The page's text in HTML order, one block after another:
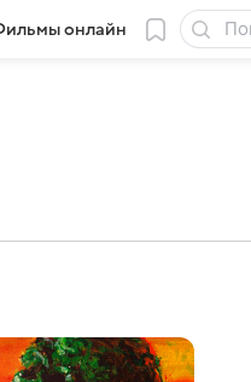
онлайн